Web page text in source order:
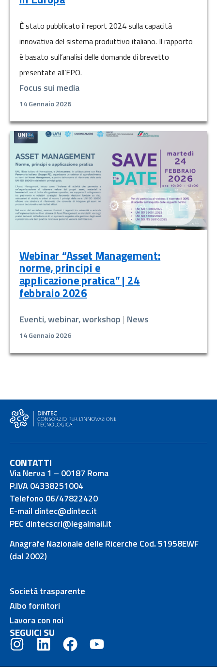
È stato pubblicato il report 2024 sulla capacità
innovativa del sistema produttivo italiano. Il rapporto
è basato sull’analisi delle domande di brevetto
presentate all’EPO.
Focus sui media
14 Gennaio 2026
Webinar “Asset Management:
norme, principi e
applicazione pratica” | 24
febbraio 2026
Eventi, webinar, workshop | News
14 Gennaio 2026
CONTATTI
Via Nerva 1 – 00187 Roma
P.IVA 04338251004
Telefono 06/47822420
E-mail dintec@dintec.it
PEC dintecscrl@legalmail.it
Anagrafe Nazionale delle Ricerche Cod. 51958EWF
(dal 2002)
Società trasparente
Albo fornitori
Lavora con noi
SEGUICI SU